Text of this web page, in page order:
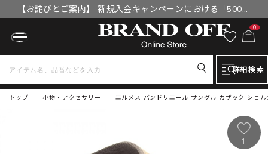
【お詫びとご案内】 新規入会キャンペーンにおける「500円
OFFクーポン」付与漏れと補填について
0
詳細検索
トップ エルメス バンドリエール サングル カザック ショ
小物・アクセサリー
1